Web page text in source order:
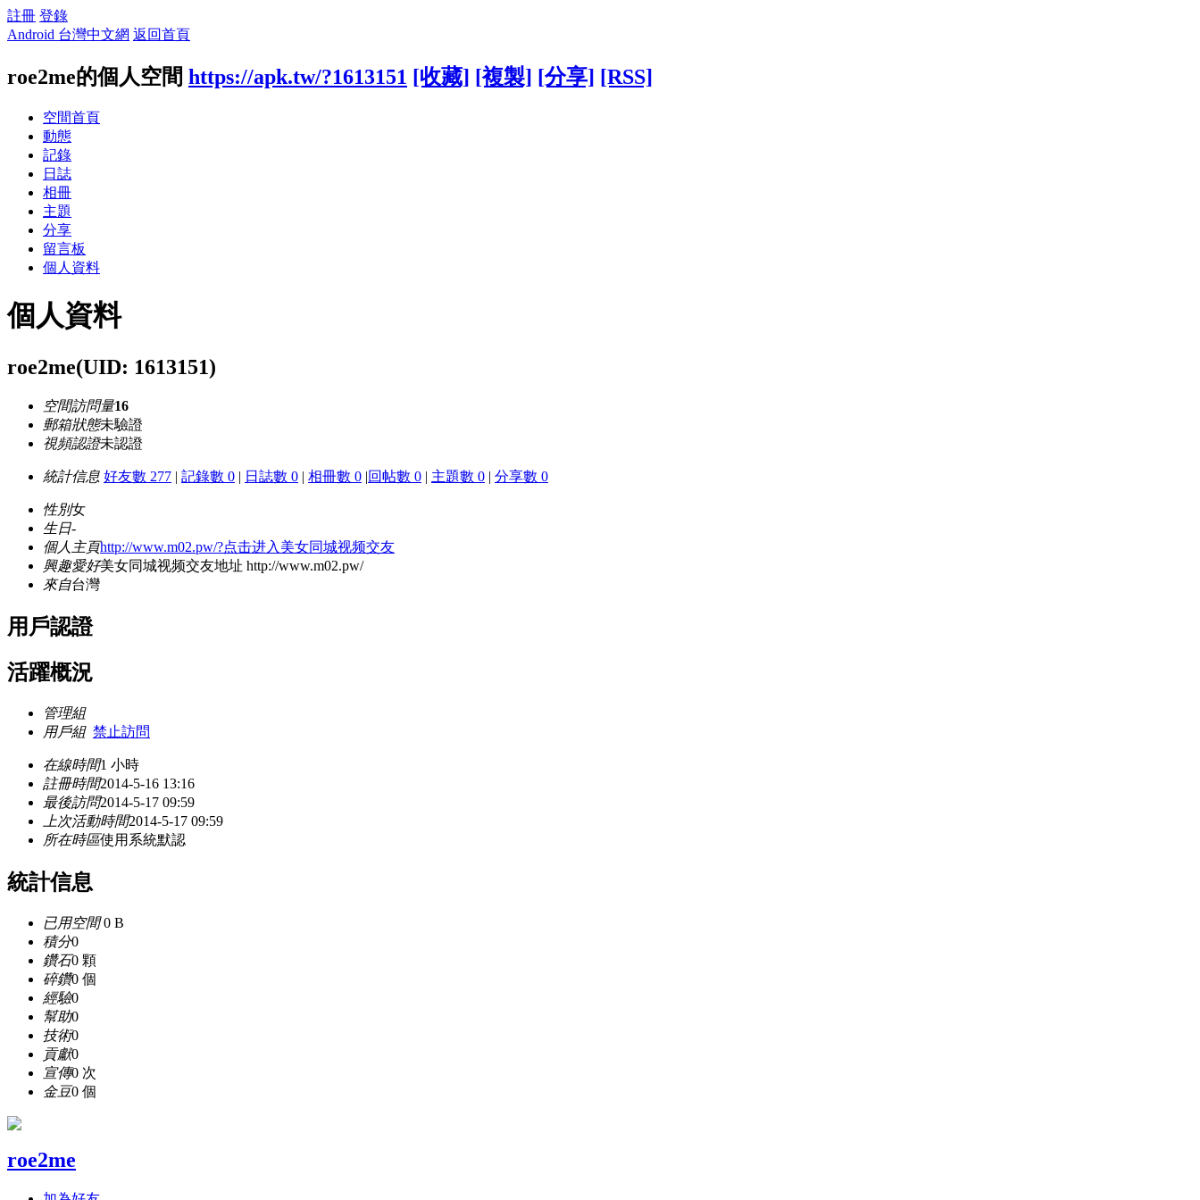
註冊 登錄
Android 台灣中文網 返回首頁
roe2me的個人空間 https://apk.tw/?1613151 [收藏] [複製] [分享] [RSS]
空間首頁
動態
記錄
日誌
相冊
主題
分享
留言板
個人資料
個人資料
roe2me(UID: 1613151)
空間訪問量16
郵箱狀態未驗證
視頻認證未認證
統計信息 好友數 277 | 記錄數 0 | 日誌數 0 | 相冊數 0 |回帖數 0 | 主題數 0 | 分享數 0
性別女
生日-
個人主頁http://www.m02.pw/?点击进入美女同城视频交友
興趣愛好美女同城视频交友地址 http://www.m02.pw/
來自台灣
用戶認證
活躍概況
管理組
用戶組 禁止訪問
在線時間1 小時
註冊時間2014-5-16 13:16
最後訪問2014-5-17 09:59
上次活動時間2014-5-17 09:59
所在時區使用系統默認
統計信息
已用空間0 B
積分0
鑽石0 顆
碎鑽0 個
經驗0
幫助0
技術0
貢獻0
宣傳0 次
金豆0 個
roe2me